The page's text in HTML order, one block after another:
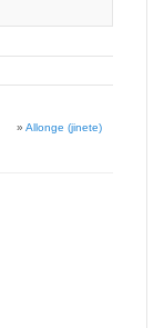
» Allonge (jinete)